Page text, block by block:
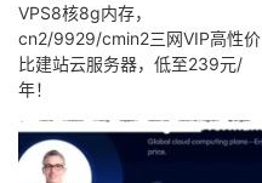
VPS8核8g内存，
cn2/9929/cmin2三网VIP高性价
比建站云服务器，低至239元/
年！